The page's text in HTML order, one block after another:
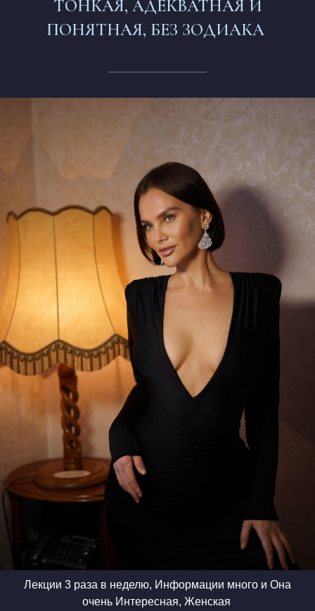
ТОНКАЯ, АДЕКВАТНАЯ И
ПОНЯТНАЯ, БЕЗ ЗОДИАКА
Лекции 3 раза в неделю, Информации много и Она
очень Интересная, Женская